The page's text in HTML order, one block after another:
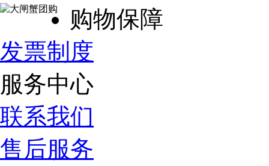
购物保障
发票制度
服务中心
联系我们
售后服务